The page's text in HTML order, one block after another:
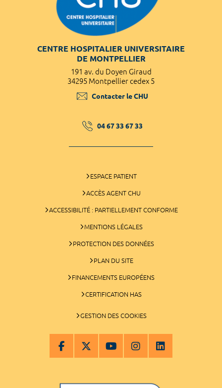
CENTRE HOSPITALIER UNIVERSITAIRE
DE MONTPELLIER
191 av. du Doyen Giraud
34295 Montpellier cedex 5
Contacter le CHU
04 67 33 67 33
ESPACE PATIENT
ACCÈS AGENT CHU
ACCESSIBILITÉ : PARTIELLEMENT CONFORME
MENTIONS LÉGALES
PROTECTION DES DONNÉES
PLAN DU SITE
FINANCEMENTS EUROPÉENS
CERTIFICATION HAS
GESTION DES COOKIES